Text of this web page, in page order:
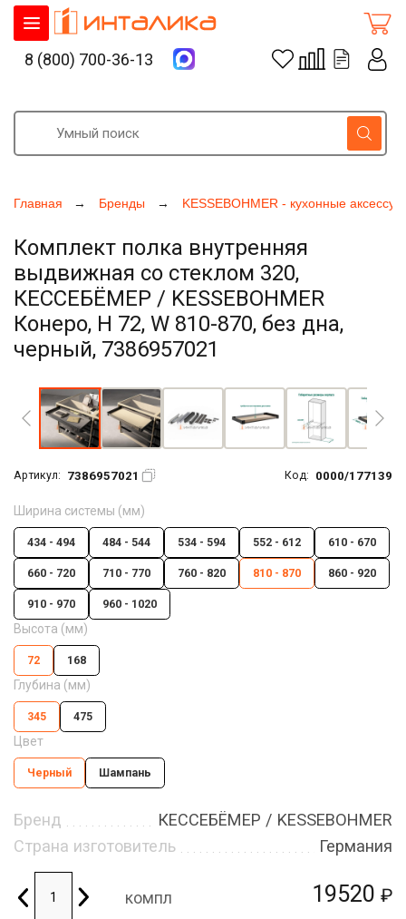
Главная Бренды KESSEBOHMER - кухонные
Комплект полка внутренняя
выдвижная со стеклом 320,
КЕССЕБЁМЕР / KESSEBOHMER
Конеро, H 72, W 810-870, без дна,
черный, 7386957021
Артикул: 7386957021 Код: 0000/177139
19520 ₽
Ширина системы (мм)
434 - 494 484 - 544 534 - 594 552 - 612 610 - 670
660 - 720 710 - 770 760 - 820 810 - 870 860 - 920
910 - 970 960 - 1020
Высота (мм)
72 168
Глубина (мм)
345 475
Цвет
Черный Шампань
Бренд
КЕССЕБЁМЕР / KESSEBOHMER
Страна изготовитель
Германия
компл
8 (800) 700-36-13